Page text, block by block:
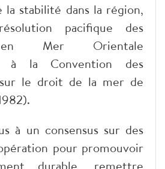
stabilité dans la région,
pacifique des
en Mer Orientale
à la Convention des
le droit de la mer de
à un consensus sur des
pour promouvoir
durable, remettre